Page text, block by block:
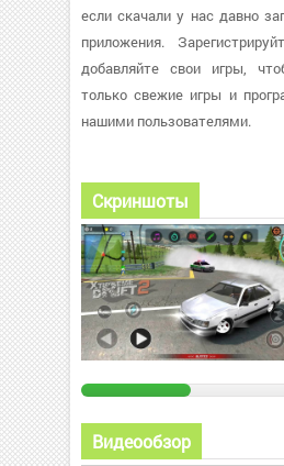
если скачали у нас давно
приложения.
добавляйте свои игры,
только свежие игры и
нашими пользователями.
Скриншоты
Видеообзор